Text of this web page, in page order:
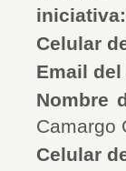
iniciativa:
Celular
Email
Nombre
Camargo
Celular